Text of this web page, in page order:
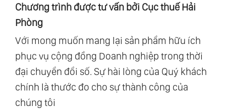
Chương trình được tư vấn bởi Cục thuế Hải
Phòng
Với mong muốn mang lại sản phẩm hữu ích
phục vụ cộng đồng Doanh nghiệp trong thời
đại chuyển đổi số. Sự hài lòng của Quý khách
chính là thước đo cho sự thành công của
chúng tôi